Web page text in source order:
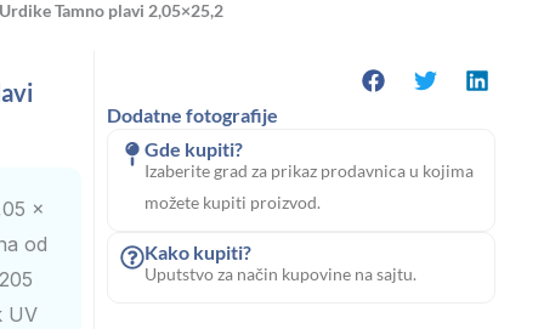
Tamno plavi 2,05×25,2
x
od
UV
Dodatne fotografije
Gde kupiti?
Izaberite grad za prikaz prodavnica u kojima
možete kupiti proizvod.
Kako kupiti?
Uputstvo za način kupovine na sajtu.